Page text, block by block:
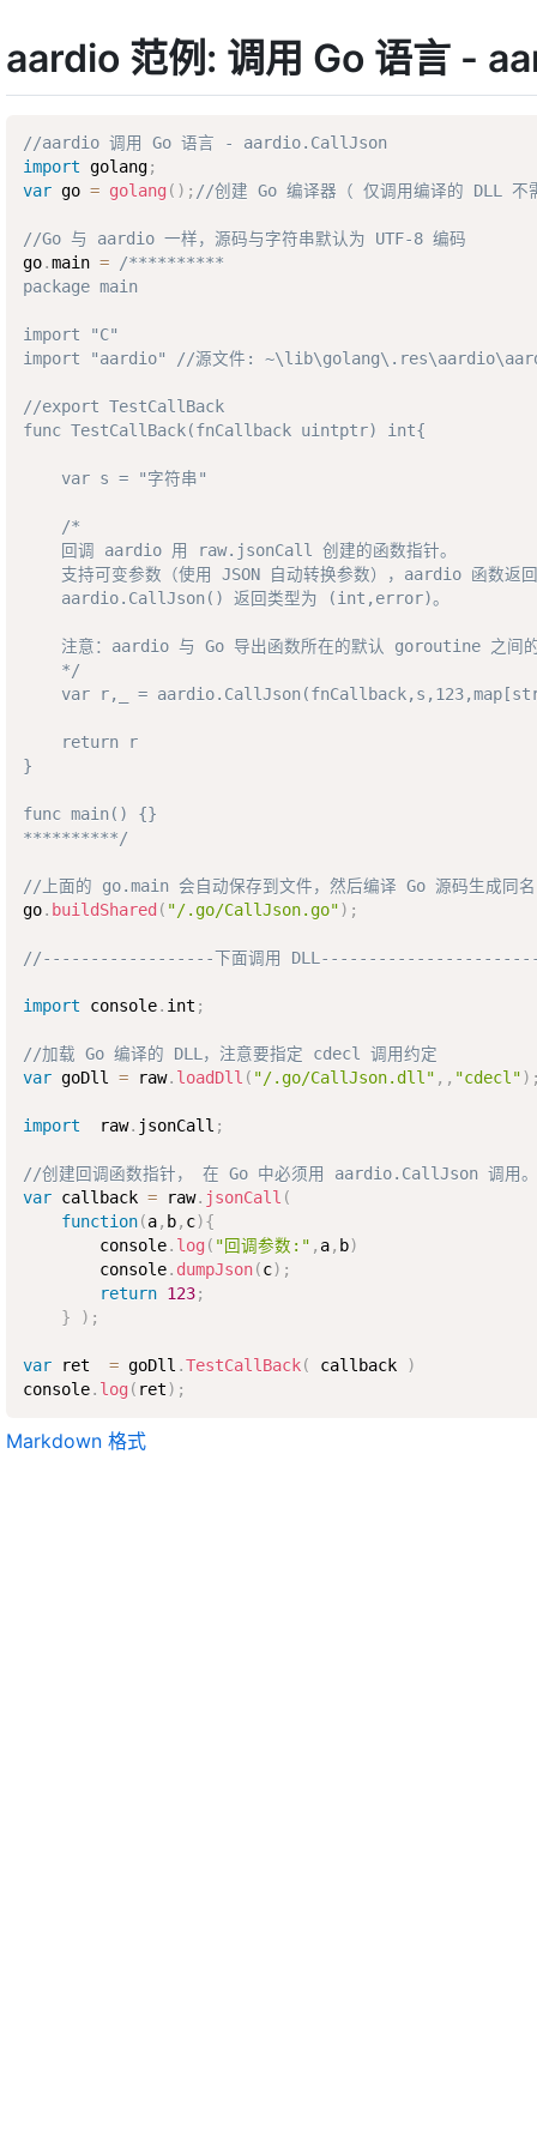
aardio 范例: 调用 Go 语言 -
//aardio 调用 Go 语言 - aardio.CallJson
import golang;
var go = golang ( ) ; //创建 Go 编译器（ 仅调用编译的 DLL 不
//Go 与 aardio 一样，源码与字符串默认为 UTF-8 编码
go.main =
/**********
package main
import "C"
import "aardio" //源文件:
//export TestCallBack
func TestCallBack(fnCallback uintptr) int{
    var s = "字符串"
    /*
    回调 aardio 用 raw.jsonCall 创建的函数指针。
支持可变参数（使用 JSON 自动转换参数），aardio 函数返
    aardio.CallJson() 返回类型为 (int,error)。
注意：aardio 与 Go 导出函数所在的默认 goroutine 之间
    */
var r,_ =
    return r
}
func main() {}
**********/
//上面的 go.main 会自动保存到文件，然后编译 Go 源码生成同
go. buildShared ( "/.go/CallJson.go") ;
//------------------下面调用
import console. int ;
//加载 Go 编译的 DLL，注意要指定 cdecl 调用约定
var goDll = raw. loadDll ( "/.go/CallJson.dll" , , "cdecl")
import
  raw
. jsonCall ;
//创建回调函数指针， 在 Go 中必须用 aardio.CallJson 调用。
var callback = raw. jsonCall (
function(a, b, c){
        console
. log ( "回调参数:" , a, b)
        console
. dumpJson(c) ;
return 123;
}
) ;
var ret = goDll .TestCallBack( callback
)
console. log ( ret) ;
Markdown 格式